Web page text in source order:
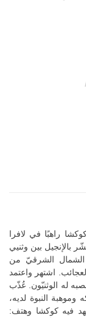
راهبًا في لافرا
بالإنجيل بين وثنيي
الشمال الشرقيّ من
اشتهر واعتمد
له الوثنيّون. عُذّب
وموهبة النبوة لديه،
فيه كوكشا وهتف: